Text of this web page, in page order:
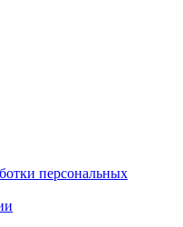
персональных